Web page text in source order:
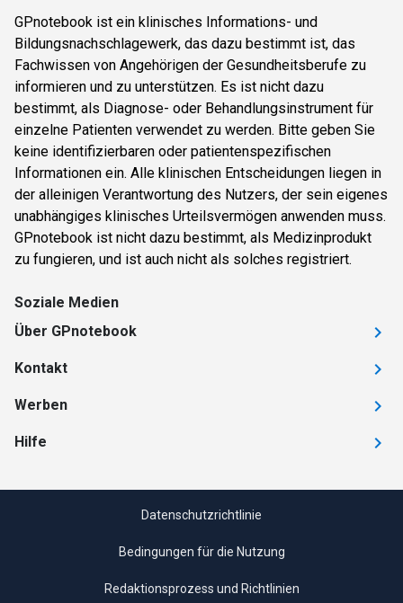
GPnotebook ist ein klinisches Informations- und
Bildungsnachschlagewerk, das dazu bestimmt ist, das
Fachwissen von Angehörigen der Gesundheitsberufe zu
informieren und zu unterstützen. Es ist nicht dazu
bestimmt, als Diagnose- oder Behandlungsinstrument für
einzelne Patienten verwendet zu werden. Bitte geben Sie
keine identifizierbaren oder patientenspezifischen
Informationen ein. Alle klinischen Entscheidungen liegen in
der alleinigen Verantwortung des Nutzers, der sein eigenes
unabhängiges klinisches Urteilsvermögen anwenden muss.
GPnotebook ist nicht dazu bestimmt, als Medizinprodukt
zu fungieren, und ist auch nicht als solches registriert.
Soziale Medien
Über GPnotebook
Kontakt
Werben
Hilfe
Datenschutzrichtlinie
Bedingungen für die Nutzung
Redaktionsprozess und Richtlinien